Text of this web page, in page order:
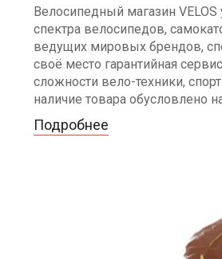
Велосипедный магазин
спектра велосипедов,
ведущих мировых брендов,
своё место гарантийная
сложности вело-техники,
наличие товара обусловлено
Подробнее